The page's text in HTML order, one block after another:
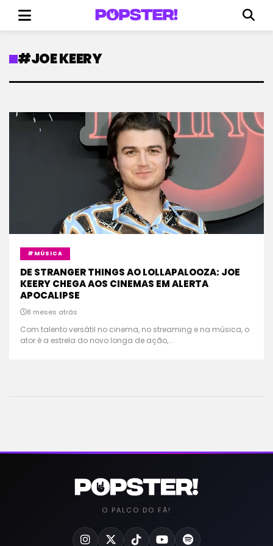
#JOE KEERY
#MÚSICA
DE STRANGER THINGS AO LOLLAPALOOZA: JOE
KEERY CHEGA AOS CINEMAS EM ALERTA
APOCALIPSE
8 meses atrás
Com talento versátil no cinema, no streaming e na música, o
ator é a estrela do novo longa de ação,...
O PALCO DO FÃ!